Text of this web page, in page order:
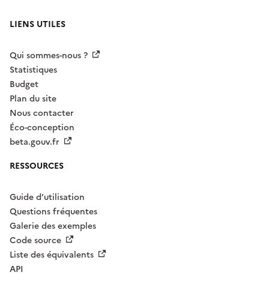
LIENS UTILES
Qui sommes-nous ?
Statistiques
Budget
Plan du site
Nous contacter
Éco-conception
beta.gouv.fr
RESSOURCES
Guide d’utilisation
Questions fréquentes
Galerie des exemples
Code source
Liste des équivalents
API